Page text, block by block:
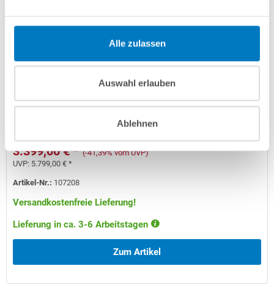
Alle zulassen
Auswahl erlauben
Ablehnen
Ovalpool PS SQ 5,25 x 3,20 x 1,50 m | Alu-Handlauf | 4D-
3.399,00 € * (-41,39% vom UVP)
UVP: 5.799,00 € *
Artikel-Nr.: 107208
Versandkostenfreie Lieferung!
Lieferung in ca. 3-6 Arbeitstagen
Zum Artikel